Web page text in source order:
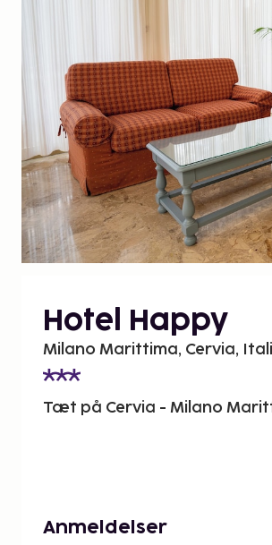
Hotel Happy
Milano Marittima, Cervia,
Tæt på Cervia - Milano
Anmeldelser